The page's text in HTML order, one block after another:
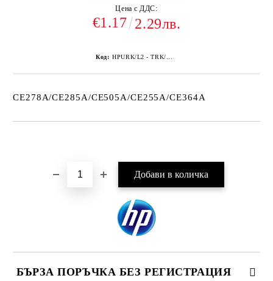
Цена с ДДС:
€1.17 2.29лв.
Код:
CE278A/CE285A/CE505A/CE255A/CE364A
БЪРЗА ПОРЪЧКА БЕЗ РЕГИСТРАЦИЯ